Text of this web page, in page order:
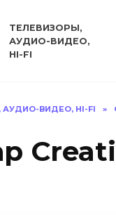
ТЕЛЕВИЗОРЫ,
АУДИО-ВИДЕО,
HI-FI
ВИДЕО, HI-FI »